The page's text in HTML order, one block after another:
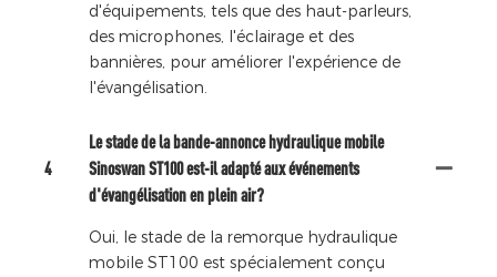
d'équipements, tels que des haut-parleurs,
des microphones, l'éclairage et des
bannières, pour améliorer l'expérience de
l'évangélisation.
4
Le stade de la bande-annonce hydraulique mobile
Sinoswan ST100 est-il adapté aux événements
d'évangélisation en plein air?
Oui, le stade de la remorque hydraulique
mobile ST100 est spécialement conçu